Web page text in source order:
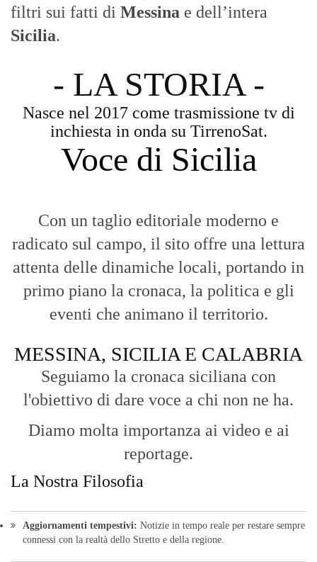
filtri sui fatti di Messina e dell’intera
Sicilia.
- LA STORIA -
Nasce nel 2017 come trasmissione tv di
inchiesta in onda su TirrenoSat.
Voce di Sicilia
Con un taglio editoriale moderno e
radicato sul campo, il sito offre una lettura
attenta delle dinamiche locali, portando in
primo piano la cronaca, la politica e gli
eventi che animano il territorio.
MESSINA, SICILIA E CALABRIA
Seguiamo la cronaca siciliana con
l'obiettivo di dare voce a chi non ne ha.
Diamo molta importanza ai video e ai
reportage.
La Nostra Filosofia
Aggiornamenti tempestivi: Notizie in tempo reale per restare sempre
connessi con la realtà dello Stretto e della regione.